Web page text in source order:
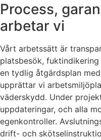
Process,
arbetar vi
Vårt arbetssätt är
platsbesök,
en tydlig åtgärdsplan
upprättar vi
väderskydd. Under
uppdateringar, och alla
egenkontroller.
drift- och